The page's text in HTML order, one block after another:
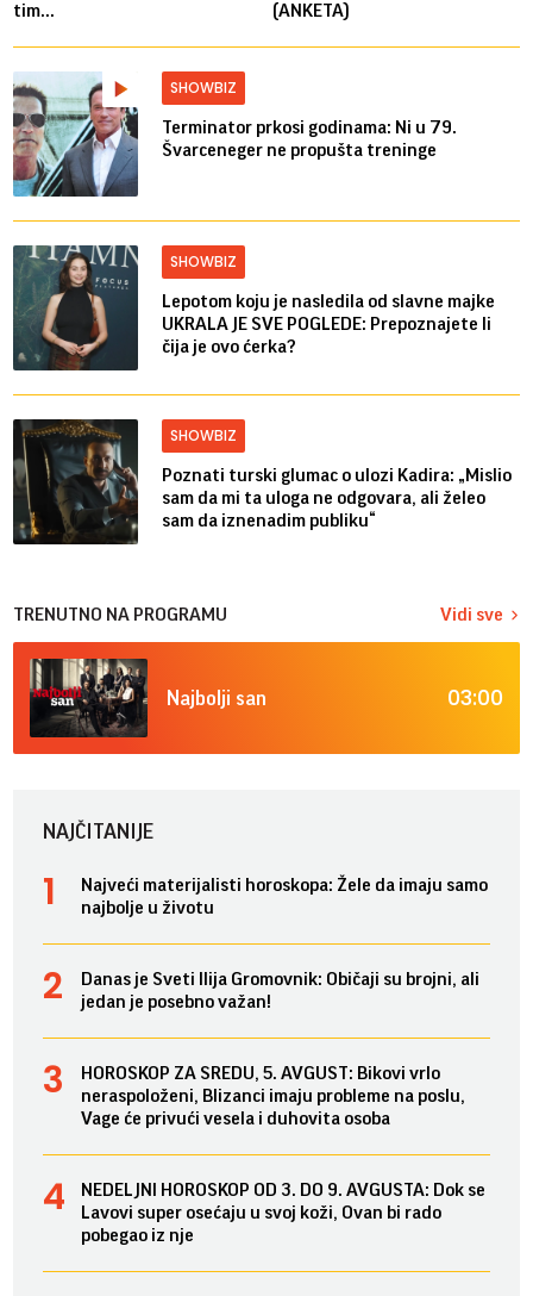
tim...
(ANKETA)
SHOWBIZ
Terminator prkosi godinama: Ni u 79.
Švarceneger ne propušta treninge
SHOWBIZ
Lepotom koju je nasledila od slavne majke
UKRALA JE SVE POGLEDE: Prepoznajete li
čija je ovo ćerka?
SHOWBIZ
Poznati turski glumac o ulozi Kadira: „Mislio
sam da mi ta uloga ne odgovara, ali želeo
sam da iznenadim publiku“
TRENUTNO NA PROGRAMU Vidi sve
Najbolji san 03:00
NAJČITANIJE
Najveći materijalisti horoskopa: Žele da imaju samo
najbolje u životu
Danas je Sveti Ilija Gromovnik: Običaji su brojni, ali
jedan je posebno važan!
HOROSKOP ZA SREDU, 5. AVGUST: Bikovi vrlo
neraspoloženi, Blizanci imaju probleme na poslu,
Vage će privući vesela i duhovita osoba
NEDELJNI HOROSKOP OD 3. DO 9. AVGUSTA: Dok se
Lavovi super osećaju u svoj koži, Ovan bi rado
pobegao iz nje